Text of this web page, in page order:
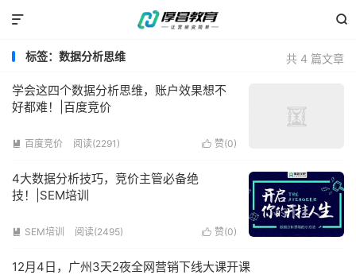


共 4 篇文章
标签：数据分析思维
学会这四个数据分析思维，账户效果想不
好都难！|百度竞价
 赞(0)
 百度竞价 阅读(2291)
4大数据分析技巧，竞价主管必备绝
技！|SEM培训
 赞(0)
 SEM培训 阅读(2495)
12月4日，广州3天2夜全网营销下线大课开课